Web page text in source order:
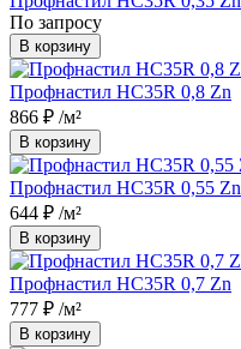
По запросу
В корзину
Профнастил НС35R 0,8 Zn
866 ₽ /м²
В корзину
Профнастил НС35R 0,55 Zn
644 ₽ /м²
В корзину
Профнастил НС35R 0,7 Zn
777 ₽ /м²
В корзину